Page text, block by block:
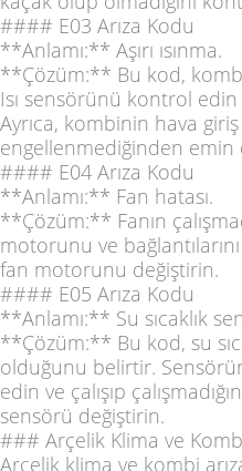
#### E03 Arıza Kodu
**Anlamı:** Aşırı ısınma.
**Çözüm:** Bu kod,
Isı sensörünü kontrol
Ayrıca, kombinin hava giriş
engellenmediğinden emin
#### E04 Arıza Kodu
**Anlamı:** Fan hatası.
**Çözüm:** Fanın
motorunu ve
fan motorunu değiştirin.
#### E05 Arıza Kodu
**Anlamı:** Su sıcaklık
**Çözüm:** Bu kod, su
olduğunu belirtir.
edin ve çalışıp
sensörü değiştirin.
### Arçelik Klima ve
Arçelik klima ve kombi